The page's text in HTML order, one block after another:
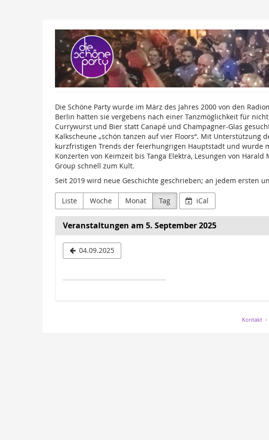
Die
Schöne
Party
GmbH
Die Schöne Party wurde im März des Jahres 2000 von den
Berlin hatten sie vergebens nach einer Tanzmöglichkeit für
Currywurst und Bier statt Canapé und Champagner-Glas
Kalkscheune „schön tanzen auf vier Floors“. Mit
kurzfristigen Trends der feierhungrigen Hauptstadt und wurde
Konzerten von Keimzeit bis Tanga Elektra, Lesungen von
Group schnell zum Kult.
Seit 2019 wird neue Geschichte geschrieben; an jedem ersten
Liste Woche Monat Tag iCal
Veranstaltungen am 5. September 2025
04.09.2025
Kontakt